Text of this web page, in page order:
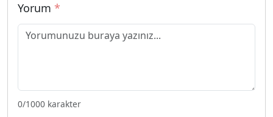
Yorum *
0/1000 karakter